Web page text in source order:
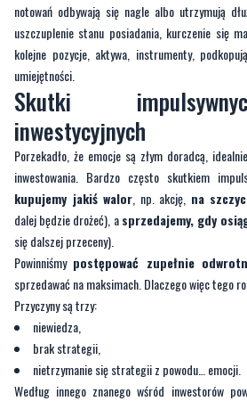
notowań odbywają się nagle albo utrzymują
uszczuplenie stanu posiadania, kurczenie się
kolejne pozycje, aktywa, instrumenty,
umiejętności.
Skutki
inwestycyjnych
Porzekadło, że emocje są złym doradcą,
inwestowania. Bardzo często skutkiem
kupujemy jakiś walor , np. akcję, na
dalej będzie drożeć), asprzedajemy, gdy
się dalszej przeceny).
Powinniśmy postępować zupełnie
sprzedawać na maksimach. Dlaczego więc tego
Przyczyny są trzy:
niewiedza,
brak strategii,
nietrzymanie się strategii z powodu… emocji.
Według innego znanego wśród inwestorów